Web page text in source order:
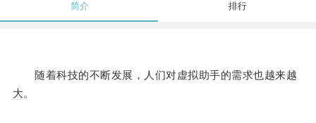
简介 排行
随着科技的不断发展，人们对虚拟助手的需求也越来越
大。